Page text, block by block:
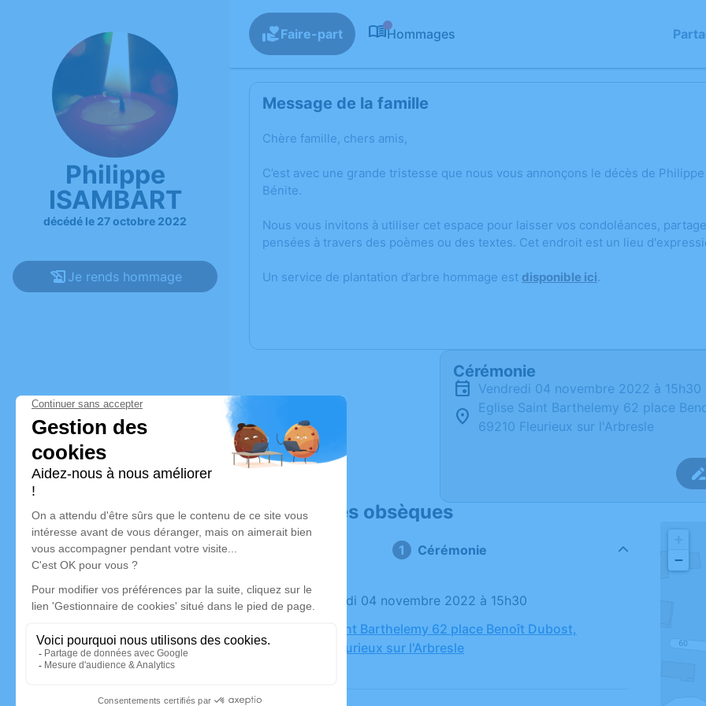
Philippe
ISAMBART
décédé le 27 octobre 2022
Je rends hommage
Faire-part Hommages
Message de la famille
Chère famille, chers amis,
C’est avec une grande tristesse que nous vous annonçons le décès de
Bénite.
Nous vous invitons à utiliser cet espace pour laisser vos condoléances,
pensées à travers des poèmes ou des textes. Cet endroit est un lieu
Un service de plantation d’arbre hommage est disponible ici.
Cérémonie
vendredi 04 novembre 2022 à 15h30
Eglise Saint Barthelemy 62 place
69210 Fleurieux sur l'Arbresle
Déroulé des obsèques
Cérémonie
Le vendredi 04 novembre 2022 à 15h30
Eglise Saint Barthelemy 62 place Benoît Dubost,
69210 Fleurieux sur l'Arbresle
−